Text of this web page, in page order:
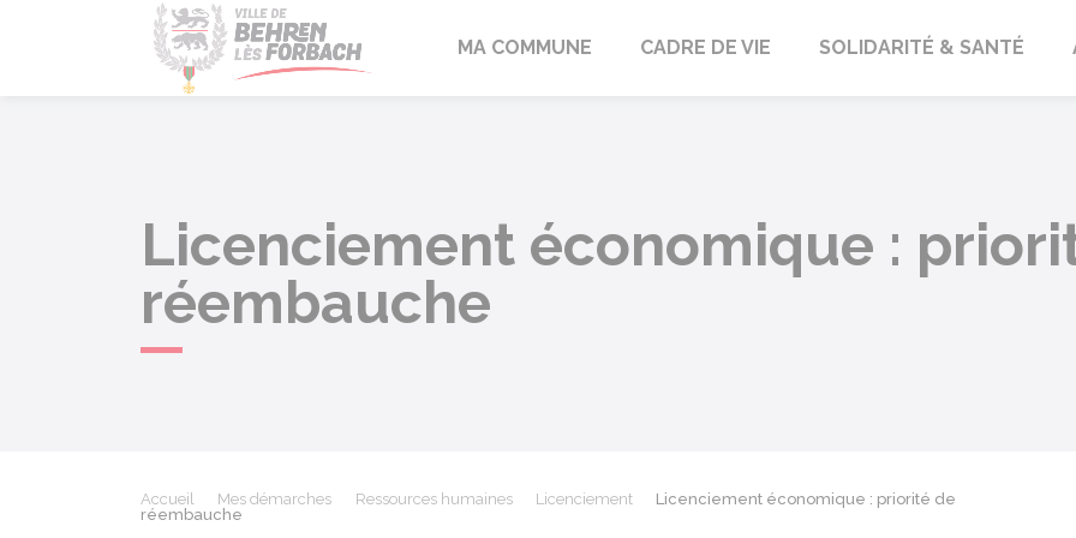
Behren-lès-Forbach
MA COMMUNE CADRE DE VIE SOLIDARITÉ & SANTÉ
Licenciement économique :
réembauche
Accueil Mes démarches Ressources humaines Licenciement
Licenciement économique : priorité de
réembauche